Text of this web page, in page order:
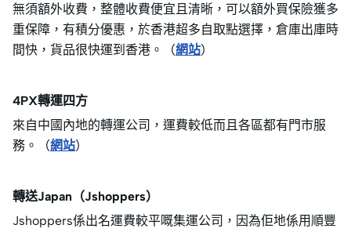
無須額外收費，整體收費便宜且清晰，可以額外買保險獲多
重保障，有積分優惠，於香港超多自取點選擇，倉庫出庫時
間快，貨品很快運到香港。（網站）
4PX轉運四方
來自中國內地的轉運公司，運費較低而且各區都有門市服
務。（網站）
轉送Japan（Jshoppers）
Jshoppers係出名運費較平嘅集運公司，因為佢地係用順豐